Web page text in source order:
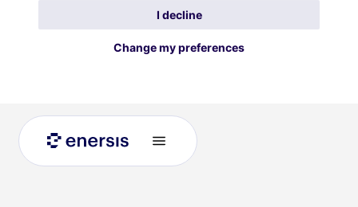
I decline
Change my preferences